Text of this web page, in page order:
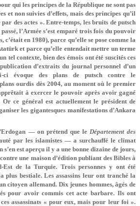
qui les principes de la République ne sont pas
et non suivies d’effets, mais des principes qu’il
des actes ». Entre-temps, les bruits de putsch
l’Armée s’est emparé trois fois du pouvoir
en 1980), parce qu’elle se pose comme la
et parce qu’elle entendait mettre un terme
tel contexte, bien des émois ont été suscités ces
d’extraits du journal personnel d’un
ci évoque des plans de putsch contre le
ourdis dès 2004, au moment où le premier
à exercer le pouvoir après avoir gagné
ce général est actuellement le président de
les gigantesques manifestations d’Ankara
— on prétend que le Département des
par les islamistes — a surchauffé le climat
s’en est aperçu il y a une bonne dizaine de jours,
une maison d’édition publiant des Bibles à
Est de la Turquie. Trois personnes y ont été
plus bestiale. Les assassins leur ont tranché la
citoyen allemand. Dix jeunes hommes, âgés de
pour avoir commis cet acte barbare. Ils ont
assassinats « pour eux, mais pour leur foi ».